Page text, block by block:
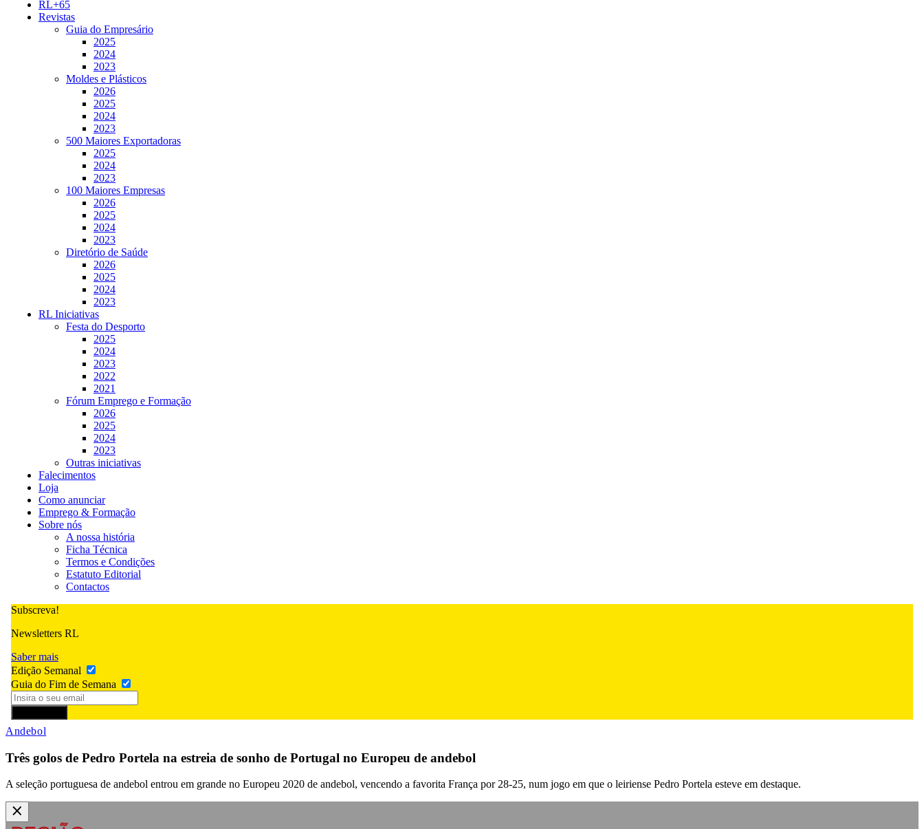
RL+65
Revistas
Guia do Empresário
2025
2024
2023
Moldes e Plásticos
2026
2025
2024
2023
500 Maiores Exportadoras
2025
2024
2023
100 Maiores Empresas
2026
2025
2024
2023
Diretório de Saúde
2026
2025
2024
2023
RL Iniciativas
Festa do Desporto
2025
2024
2023
2022
2021
Fórum Emprego e Formação
2026
2025
2024
2023
Outras iniciativas
Falecimentos
Loja
Como anunciar
Emprego & Formação
Sobre nós
A nossa história
Ficha Técnica
Termos e Condições
Estatuto Editorial
Contactos
Subscreva!
Newsletters RL
Saber mais
Edição Semanal
Guia do Fim de Semana
Andebol
Três golos de Pedro Portela na estreia de sonho de Portugal no Europeu de andebol
A seleção portuguesa de andebol entrou em grande no Europeu 2020 de andebol, vencendo a favorita França por 28-25, num jogo em que o leiriense Pedro Portela esteve em destaque.